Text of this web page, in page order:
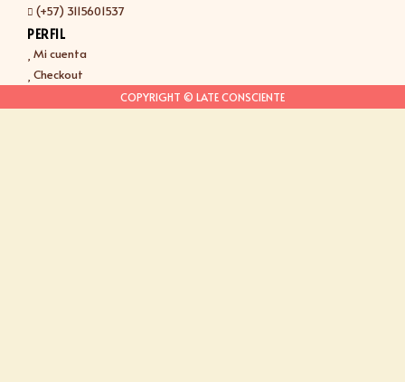
(+57) 3115601537
PERFIL
Mi cuenta
Checkout
COPYRIGHT © LATE CONSCIENTE